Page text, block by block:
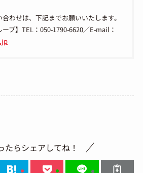
わせは、下記までお願いいたします。
ープ】TEL：050-1790-6620／E-mail：
たらシェアしてね！